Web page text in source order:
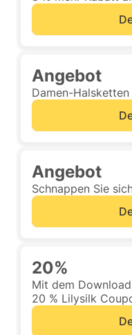
Angebot
Damen-
Angebot
Schnappen Sie
20%
Mit dem
20 % Lilysilk